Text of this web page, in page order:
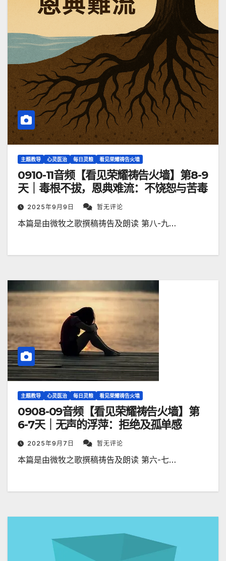
主题教导 心灵医治 每日灵粮 看见荣耀祷告火墙
0910-11音频【看见荣耀祷告火墙】第8-9
天｜毒根不拔，恩典难流：不饶恕与苦毒
2025年9月9日 暂无评论
本篇是由微牧之歌撰稿祷告及朗读 第八-九…
主题教导 心灵医治 每日灵粮 看见荣耀祷告火墙
0908-09音频【看见荣耀祷告火墙】第
6-7天｜无声的浮萍：拒绝及孤单感
2025年9月7日 暂无评论
本篇是由微牧之歌撰稿祷告及朗读 第六-七…